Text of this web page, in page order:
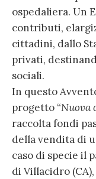
ospedaliera. Un
contributi,
cittadini, dallo
privati,
sociali.
In questo
progetto “Nuova
raccolta fondi
della vendita di
caso di specie il
di Villacidro